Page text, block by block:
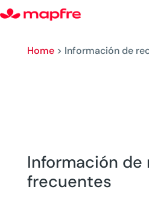
Home> Información de
Información de
frecuentes